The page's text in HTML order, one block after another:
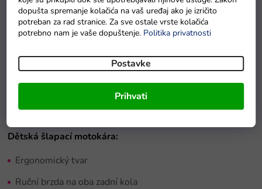
dopušta spremanje kolačića na vaš uređaj ako je izričito
potreban za rad stranice. Za sve ostale vrste kolačića
potrebno nam je vaše dopuštenje. Politika privatnosti
Postavke
Prihvati
Detaljan opis proizvoda
Představujeme závodní šlapací motokáruv moderním
sezón, bude společníkem při všech procházkách. Má masivní
šlapací motokáry se přizpůsobí různým typům povrchů
a o bezpečnost se postará ruční brzda.
Dětská šlapací motokára:
Ergonomický tvar
Ruční brzda na oba zadní kola